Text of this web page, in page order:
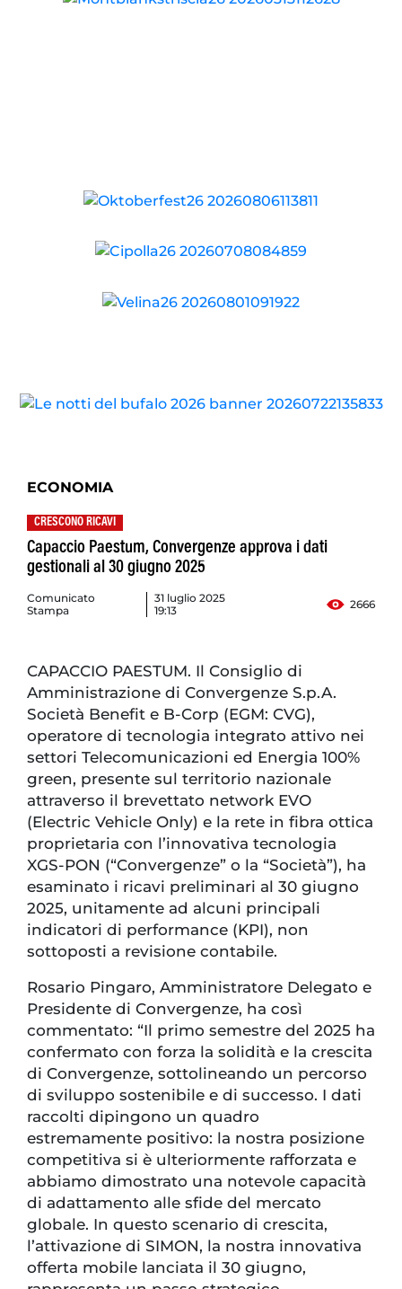
ECONOMIA
CRESCONO RICAVI
Capaccio Paestum, Convergenze approva i dati
gestionali al 30 giugno 2025
Comunicato
Stampa
31 luglio 2025
19:13
2666
CAPACCIO PAESTUM. Il Consiglio di
Amministrazione di Convergenze S.p.A.
Società Benefit e B-Corp (EGM: CVG),
operatore di tecnologia integrato attivo nei
settori Telecomunicazioni ed Energia 100%
green, presente sul territorio nazionale
attraverso il brevettato network EVO
(Electric Vehicle Only) e la rete in fibra ottica
proprietaria con l’innovativa tecnologia
XGS-PON (“Convergenze” o la “Società”), ha
esaminato i ricavi preliminari al 30 giugno
2025, unitamente ad alcuni principali
indicatori di performance (KPI), non
sottoposti a revisione contabile.
Rosario Pingaro, Amministratore Delegato e
Presidente di Convergenze, ha così
commentato: “Il primo semestre del 2025 ha
confermato con forza la solidità e la crescita
di Convergenze, sottolineando un percorso
di sviluppo sostenibile e di successo. I dati
raccolti dipingono un quadro
estremamente positivo: la nostra posizione
competitiva si è ulteriormente rafforzata e
abbiamo dimostrato una notevole capacità
di adattamento alle sfide del mercato
globale. In questo scenario di crescita,
l’attivazione di SIMON, la nostra innovativa
offerta mobile lanciata il 30 giugno,